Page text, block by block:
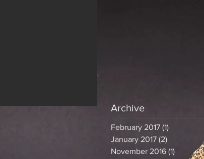
Archive
February 2017 (1)
January 2017 (2)
November 2016 (1) 1 post